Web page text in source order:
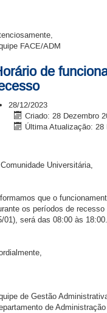
FACE/ADM
de
28/12/2023
Criado: 28 Dezembro
Última Atualização: 28
Universitária,
que o
os períodos de
01), será das 08:00 às 18:00.
de Gestão
de Administração